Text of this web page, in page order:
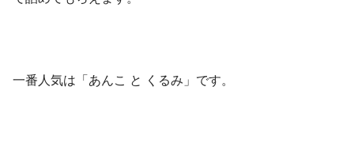
一番人気は「あんこ と くるみ」です。